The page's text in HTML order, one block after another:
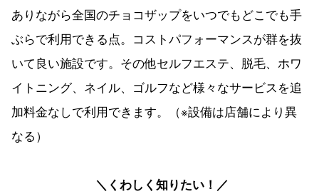
ありながら全国のチョコザップをいつでもどこでも手
ぶらで利用できる点。コストパフォーマンスが群を抜
いて良い施設です。その他セルフエステ、脱毛、ホワ
イトニング、ネイル、ゴルフなど様々なサービスを追
加料金なしで利用できます。（※設備は店舗により異
なる）
＼くわしく知りたい！／